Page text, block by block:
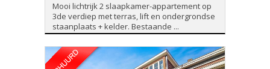
Mooi lichtrijk 2 slaapkamer-appartement op
3de verdiep met terras, lift en ondergrondse
staanplaats + kelder. Bestaande ...